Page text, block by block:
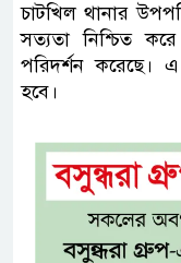
চাটখিল থানার
সত্যতা নিশ্চিত
পরিদর্শন করেছে।
হবে।